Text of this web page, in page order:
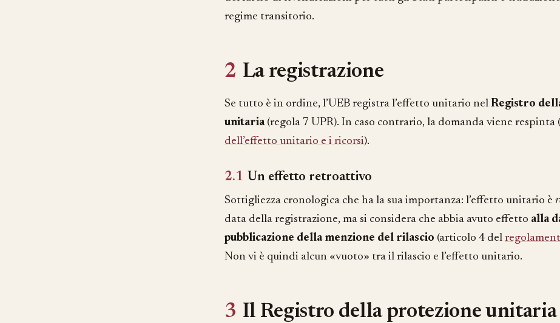
regime transitorio.
2 La registrazione
Se tutto è in ordine, l’UEB registra l’effetto unitario nel Registro
unitaria(regola 7 UPR). In caso contrario, la domanda viene respinta
dell’effetto unitario e i ricorsi).
2.1 Un effetto retroattivo
Sottigliezza cronologica che ha la sua importanza: l’effetto unitario è
data della registrazione, ma si considera che abbia avuto effetto alla
pubblicazione della menzione del rilascio (articolo 4 del
Non vi è quindi alcun «vuoto» tra il rilascio e l’effetto unitario.
3 Il Registro della protezione unitaria